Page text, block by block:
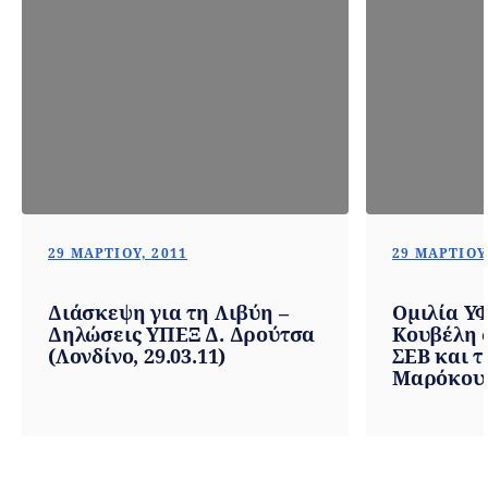
29 ΜΑΡΤΊΟΥ, 2011
Διάσκεψη για τη Λιβύη –
Δηλώσεις ΥΠΕΞ Δ. Δρούτσα
(Λονδίνο, 29.03.11)
29
Ομιλία
Κουβέλη
ΣΕΒ και
Μαρόκου